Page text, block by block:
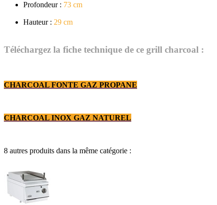
Profondeur : 73 cm
Hauteur : 29 cm
Téléchargez la fiche technique de ce grill charcoal :
CHARCOAL FONTE GAZ PROPANE
CHARCOAL INOX GAZ NATUREL
8 autres produits dans la même catégorie :